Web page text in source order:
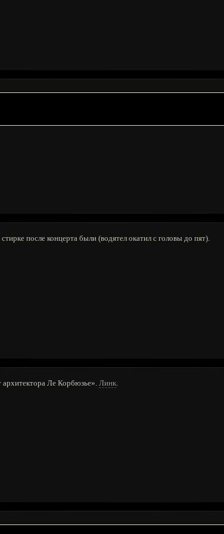
после концерта были (водятел окатил с головы до пят).
Ле Корбюзье».Линк.